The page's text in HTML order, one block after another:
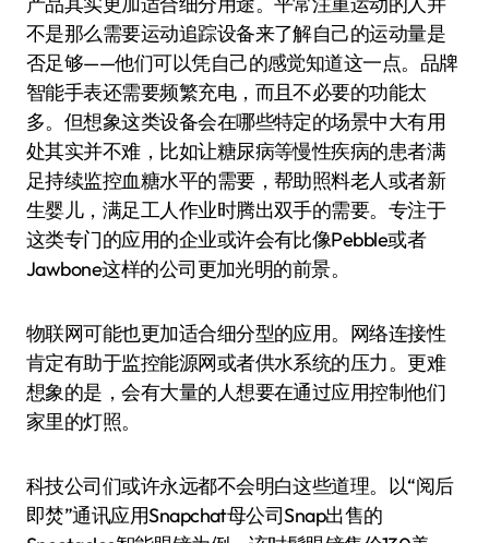
不是那么需要运动追踪设备来了解自己的运动量是
否足够——他们可以凭自己的感觉知道这一点。品牌
智能手表还需要频繁充电，而且不必要的功能太
多。但想象这类设备会在哪些特定的场景中大有用
处其实并不难，比如让糖尿病等慢性疾病的患者满
足持续监控血糖水平的需要，帮助照料老人或者新
生婴儿，满足工人作业时腾出双手的需要。专注于
这类专门的应用的企业或许会有比像Pebble或者
Jawbone这样的公司更加光明的前景。
物联网可能也更加适合细分型的应用。网络连接性
肯定有助于监控能源网或者供水系统的压力。更难
想象的是，会有大量的人想要在通过应用控制他们
家里的灯照。
科技公司们或许永远都不会明白这些道理。以“阅后
即焚”通讯应用Snapchat母公司Snap出售的